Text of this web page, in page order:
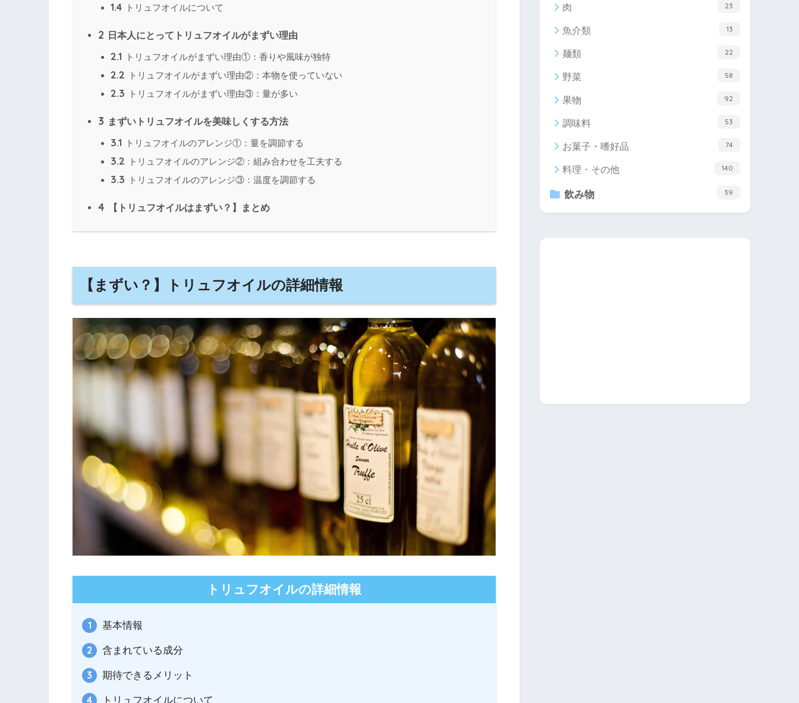
1.4 トリュフオイルについて
2 日本人にとってトリュフオイルがまずい理由
2.1 トリュフオイルがまずい理由①：香りや風味が独特
2.2 トリュフオイルがまずい理由②：本物を使っていない
2.3 トリュフオイルがまずい理由③：量が多い
3 まずいトリュフオイルを美味しくする方法
3.1 トリュフオイルのアレンジ①：量を調節する
3.2 トリュフオイルのアレンジ②：組み合わせを工夫する
3.3 トリュフオイルのアレンジ③：温度を調節する
4 【トリュフオイルはまずい？】まとめ
【まずい？】トリュフオイルの詳細情報
トリュフオイルの詳細情報
基本情報
含まれている成分
期待できるメリット
トリュフオイルについて
肉 23
魚介類 13
麺類 22
野菜 58
果物 92
調味料 53
お菓子・嗜好品 74
料理・その他 140
飲み物 39